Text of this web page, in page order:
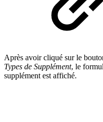
Après avoir cliqué sur le
Types de Supplément, le
supplément est affiché.